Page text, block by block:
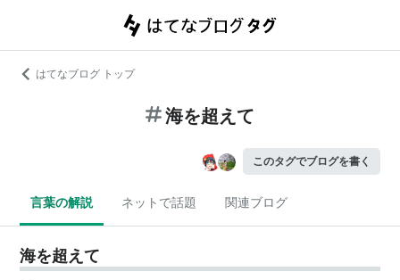
はてなブログ トップ
海を超えて
このタグでブログを書く
言葉の解説 ネットで話題 関連ブログ
海を超えて